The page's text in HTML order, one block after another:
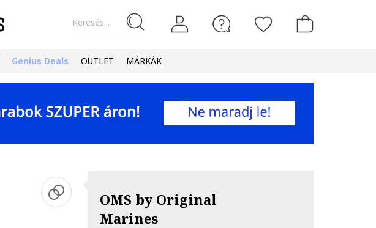
Keresés...
Genius Deals OUTLET MÁRKÁK
OMS by Original
Marines